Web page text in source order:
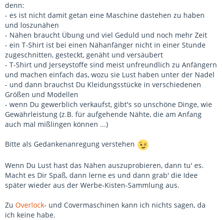
denn:
- es ist nicht damit getan eine Maschine dastehen zu haben
und loszunähen
- Nähen braucht Übung und viel Geduld und noch mehr Zeit
- ein T-Shirt ist bei einen Nähanfänger nicht in einer Stunde
zugeschnitten, gesteckt, genäht und versäubert
- T-Shirt und Jerseystoffe sind meist unfreundlich zu Anfängern
und machen einfach das, wozu sie Lust haben unter der Nadel
- und dann brauchst Du Kleidungsstücke in verschiedenen
Größen und Modellen
- wenn Du gewerblich verkaufst, gibt's so unschöne Dinge, wie
Gewährleistung (z.B. für aufgehende Nähte, die am Anfang
auch mal mißlingen können ...)
Bitte als Gedankenanregung verstehen
Wenn Du Lust hast das Nähen auszuprobieren, dann tu' es.
Macht es Dir Spaß, dann lerne es und dann grab' die Idee
später wieder aus der Werbe-Kisten-Sammlung aus.
Zu Overlock- und Covermaschinen kann ich nichts sagen, da
ich keine habe.